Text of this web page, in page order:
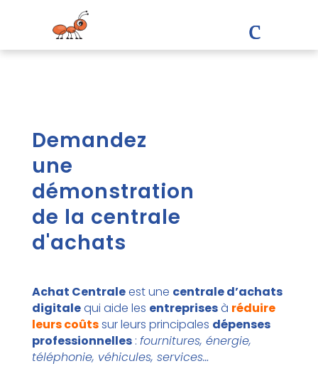
Demandez
une
démonstration
de la centrale
d'achats
Achat Centraleest une centrale d’achats
digitalequi aide les entreprisesà réduire
leurs coûtssur leurs principales dépenses
professionnelles: fournitures, énergie,
téléphonie, véhicules, services…